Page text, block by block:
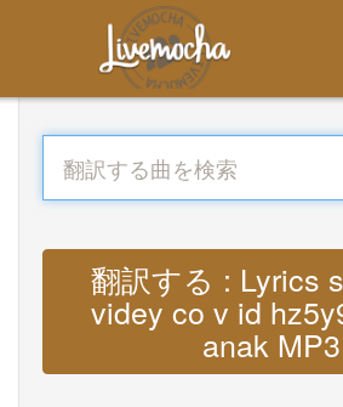
翻訳する : Lyrics
videy co v id
anak MP3